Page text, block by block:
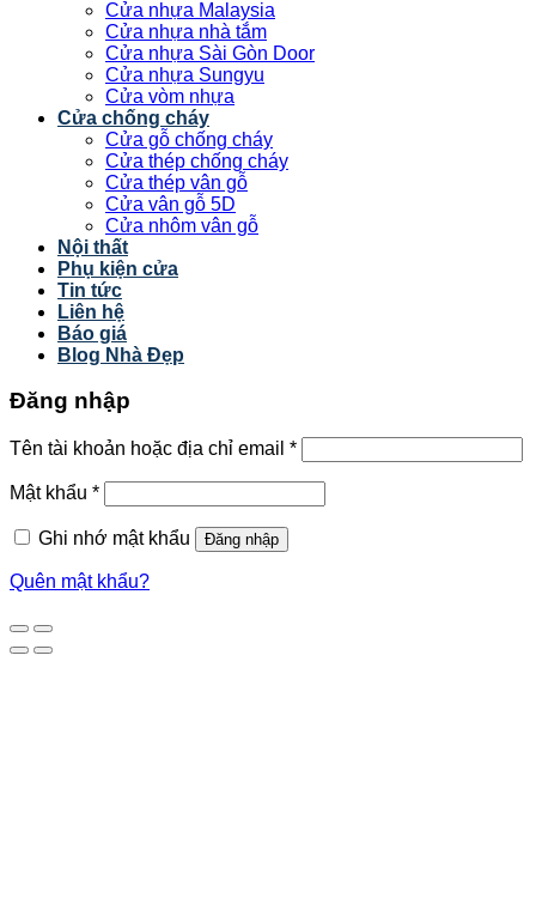
Cửa nhựa Malaysia
Cửa nhựa nhà tắm
Cửa nhựa Sài Gòn Door
Cửa nhựa Sungyu
Cửa vòm nhựa
Cửa chống cháy
Cửa gỗ chống cháy
Cửa thép chống cháy
Cửa thép vân gỗ
Cửa vân gỗ 5D
Cửa nhôm vân gỗ
Nội thất
Phụ kiện cửa
Tin tức
Liên hệ
Báo giá
Blog Nhà Đẹp
Đăng nhập
Tên tài khoản hoặc địa chỉ email *
Mật khẩu *
Ghi nhớ mật khẩu Đăng nhập
Quên mật khẩu?